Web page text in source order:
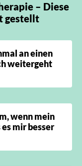
– Diese
gestellt
an einen
weitergeht
wenn mein
mir besser